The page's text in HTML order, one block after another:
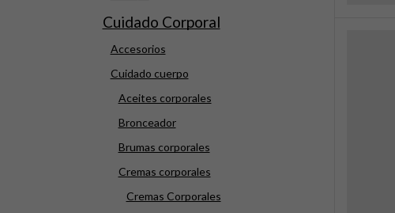
Cuidado Corporal
Accesorios
Cuidado cuerpo
Aceites corporales
Bronceador
Brumas corporales
Cremas corporales
Cremas Corporales